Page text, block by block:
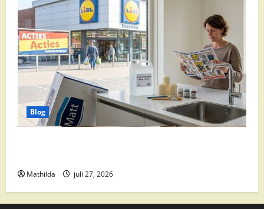
Blog
Mathilda juli 27, 2026